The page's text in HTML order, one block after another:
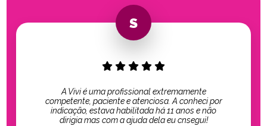
A Vivi é uma profissional extremamente
competente, paciente e atenciosa. A conheci por
indicação, estava habilitada há 11 anos e não
dirigia mas com a ajuda dela eu cnsegui!